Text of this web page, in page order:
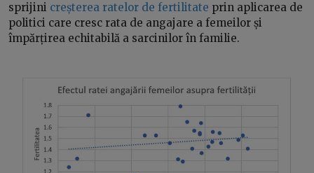
sprijini creșterea ratelor de fertilitate prin aplicarea de
politici care cresc rata de angajare a femeilor și
împărțirea echitabilă a sarcinilor în familie.